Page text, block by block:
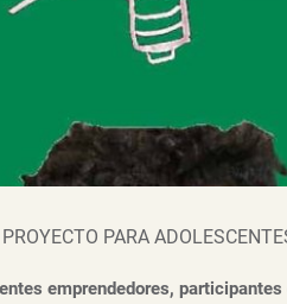
PARA
emprendedores,